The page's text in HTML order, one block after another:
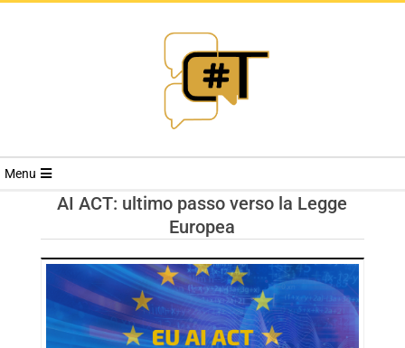
RIVISTA
TRENDS
Menu
AI ACT: ultimo passo verso la Legge
Europea